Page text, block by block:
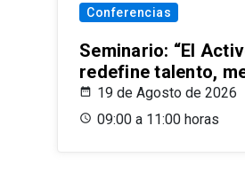
Conferencias
Seminario: “El
redefine talento,
19 de Agosto de 2026
09:00 a 11:00 horas